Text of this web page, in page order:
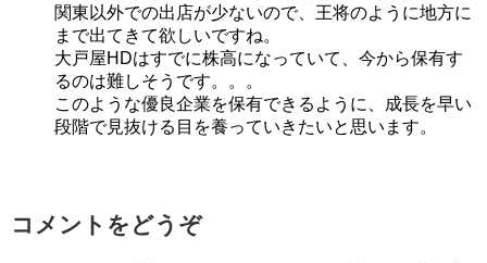
関東以外での出店が少ないので、王将のように地方に
まで出てきて欲しいですね。
大戸屋HDはすでに株高になっていて、今から保有す
るのは難しそうです。。。
このような優良企業を保有できるように、成長を早い
段階で見抜ける目を養っていきたいと思います。
コメントをどうぞ